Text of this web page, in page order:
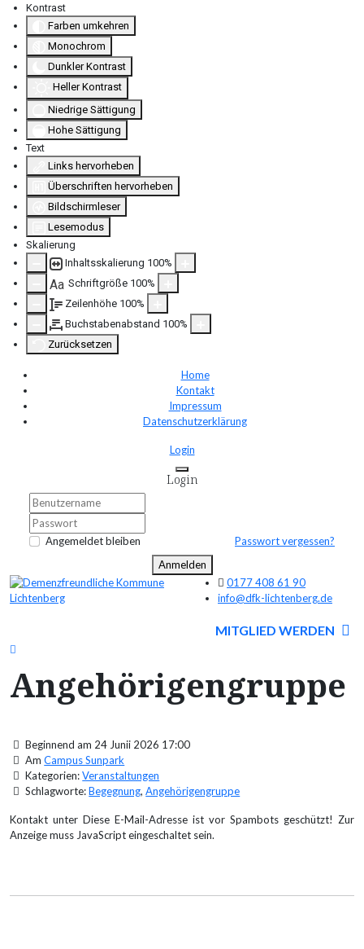
Kontrast
Farben umkehren
Monochrom
Dunkler Kontrast
Heller Kontrast
Niedrige Sättigung
Hohe Sättigung
Text
Links hervorheben
Überschriften hervorheben
Bildschirmleser
Lesemodus
Skalierung
Inhaltsskalierung 100%
Aa Schriftgröße 100%
Zeilenhöhe 100%
Buchstabenabstand 100%
Zurücksetzen
Home
Kontakt
Impressum
Datenschutzerklärung
Login
Login
Angemeldet bleiben
Passwort vergessen?
Anmelden
0177 408 61 90
info@dfk-lichtenberg.de
MITGLIED WERDEN
Angehörigengruppe
Beginnend am 24 Junii 2026 17:00
AmCampus Sunpark
Kategorien:Veranstaltungen
Schlagworte:Begegnung,Angehörigengruppe
Kontakt unter Diese E-Mail-Adresse ist vor Spambots geschützt! Zur
Anzeige muss JavaScript eingeschaltet sein.